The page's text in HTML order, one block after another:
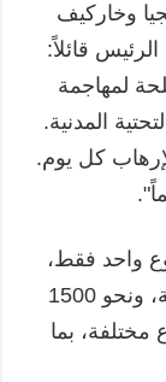
وخاركيف
قائلاً:
لمهاجمة
المدنية.
كل يوم.
واحد فقط،
تم رصد نحو 1400 طائرة مسيّرة هجومية، ونحو 1500
من أنواع مختلفة، بما